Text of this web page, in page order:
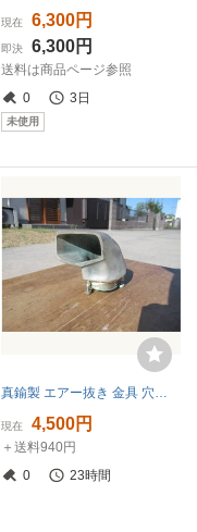
現在 6,300円
即決 6,300円
送料は商品ページ参照
0
3日
未使用
現在 4,500円
＋送料940円
0
23時間